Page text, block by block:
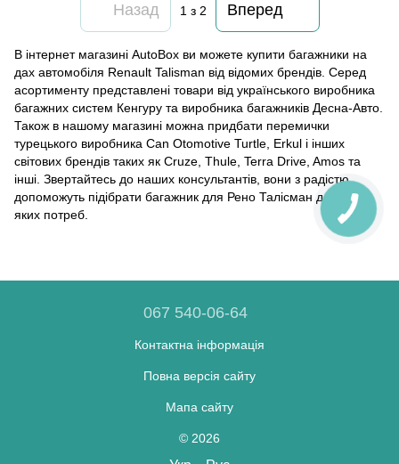
Назад 1 з 2 Вперед
В інтернет магазині AutoBox ви можете купити багажники на
дах автомобіля Renault Talisman від відомих брендів. Серед
асортименту представлені товари від українського виробника
багажних систем Кенгуру та виробника багажників Десна-Авто.
Також в нашому магазині можна придбати перемички
турецького виробника Can Otomotive Turtle, Erkul і інших
світових брендів таких як Cruze, Thule, Terra Drive, Amos та
інші. Звертайтесь до наших консультантів, вони з радістю
допоможуть підібрати багажник для Рено Талісман для будь-
яких потреб.
067 540-06-64
Контактна інформація
Повна версія сайту
Мапа сайту
© 2026